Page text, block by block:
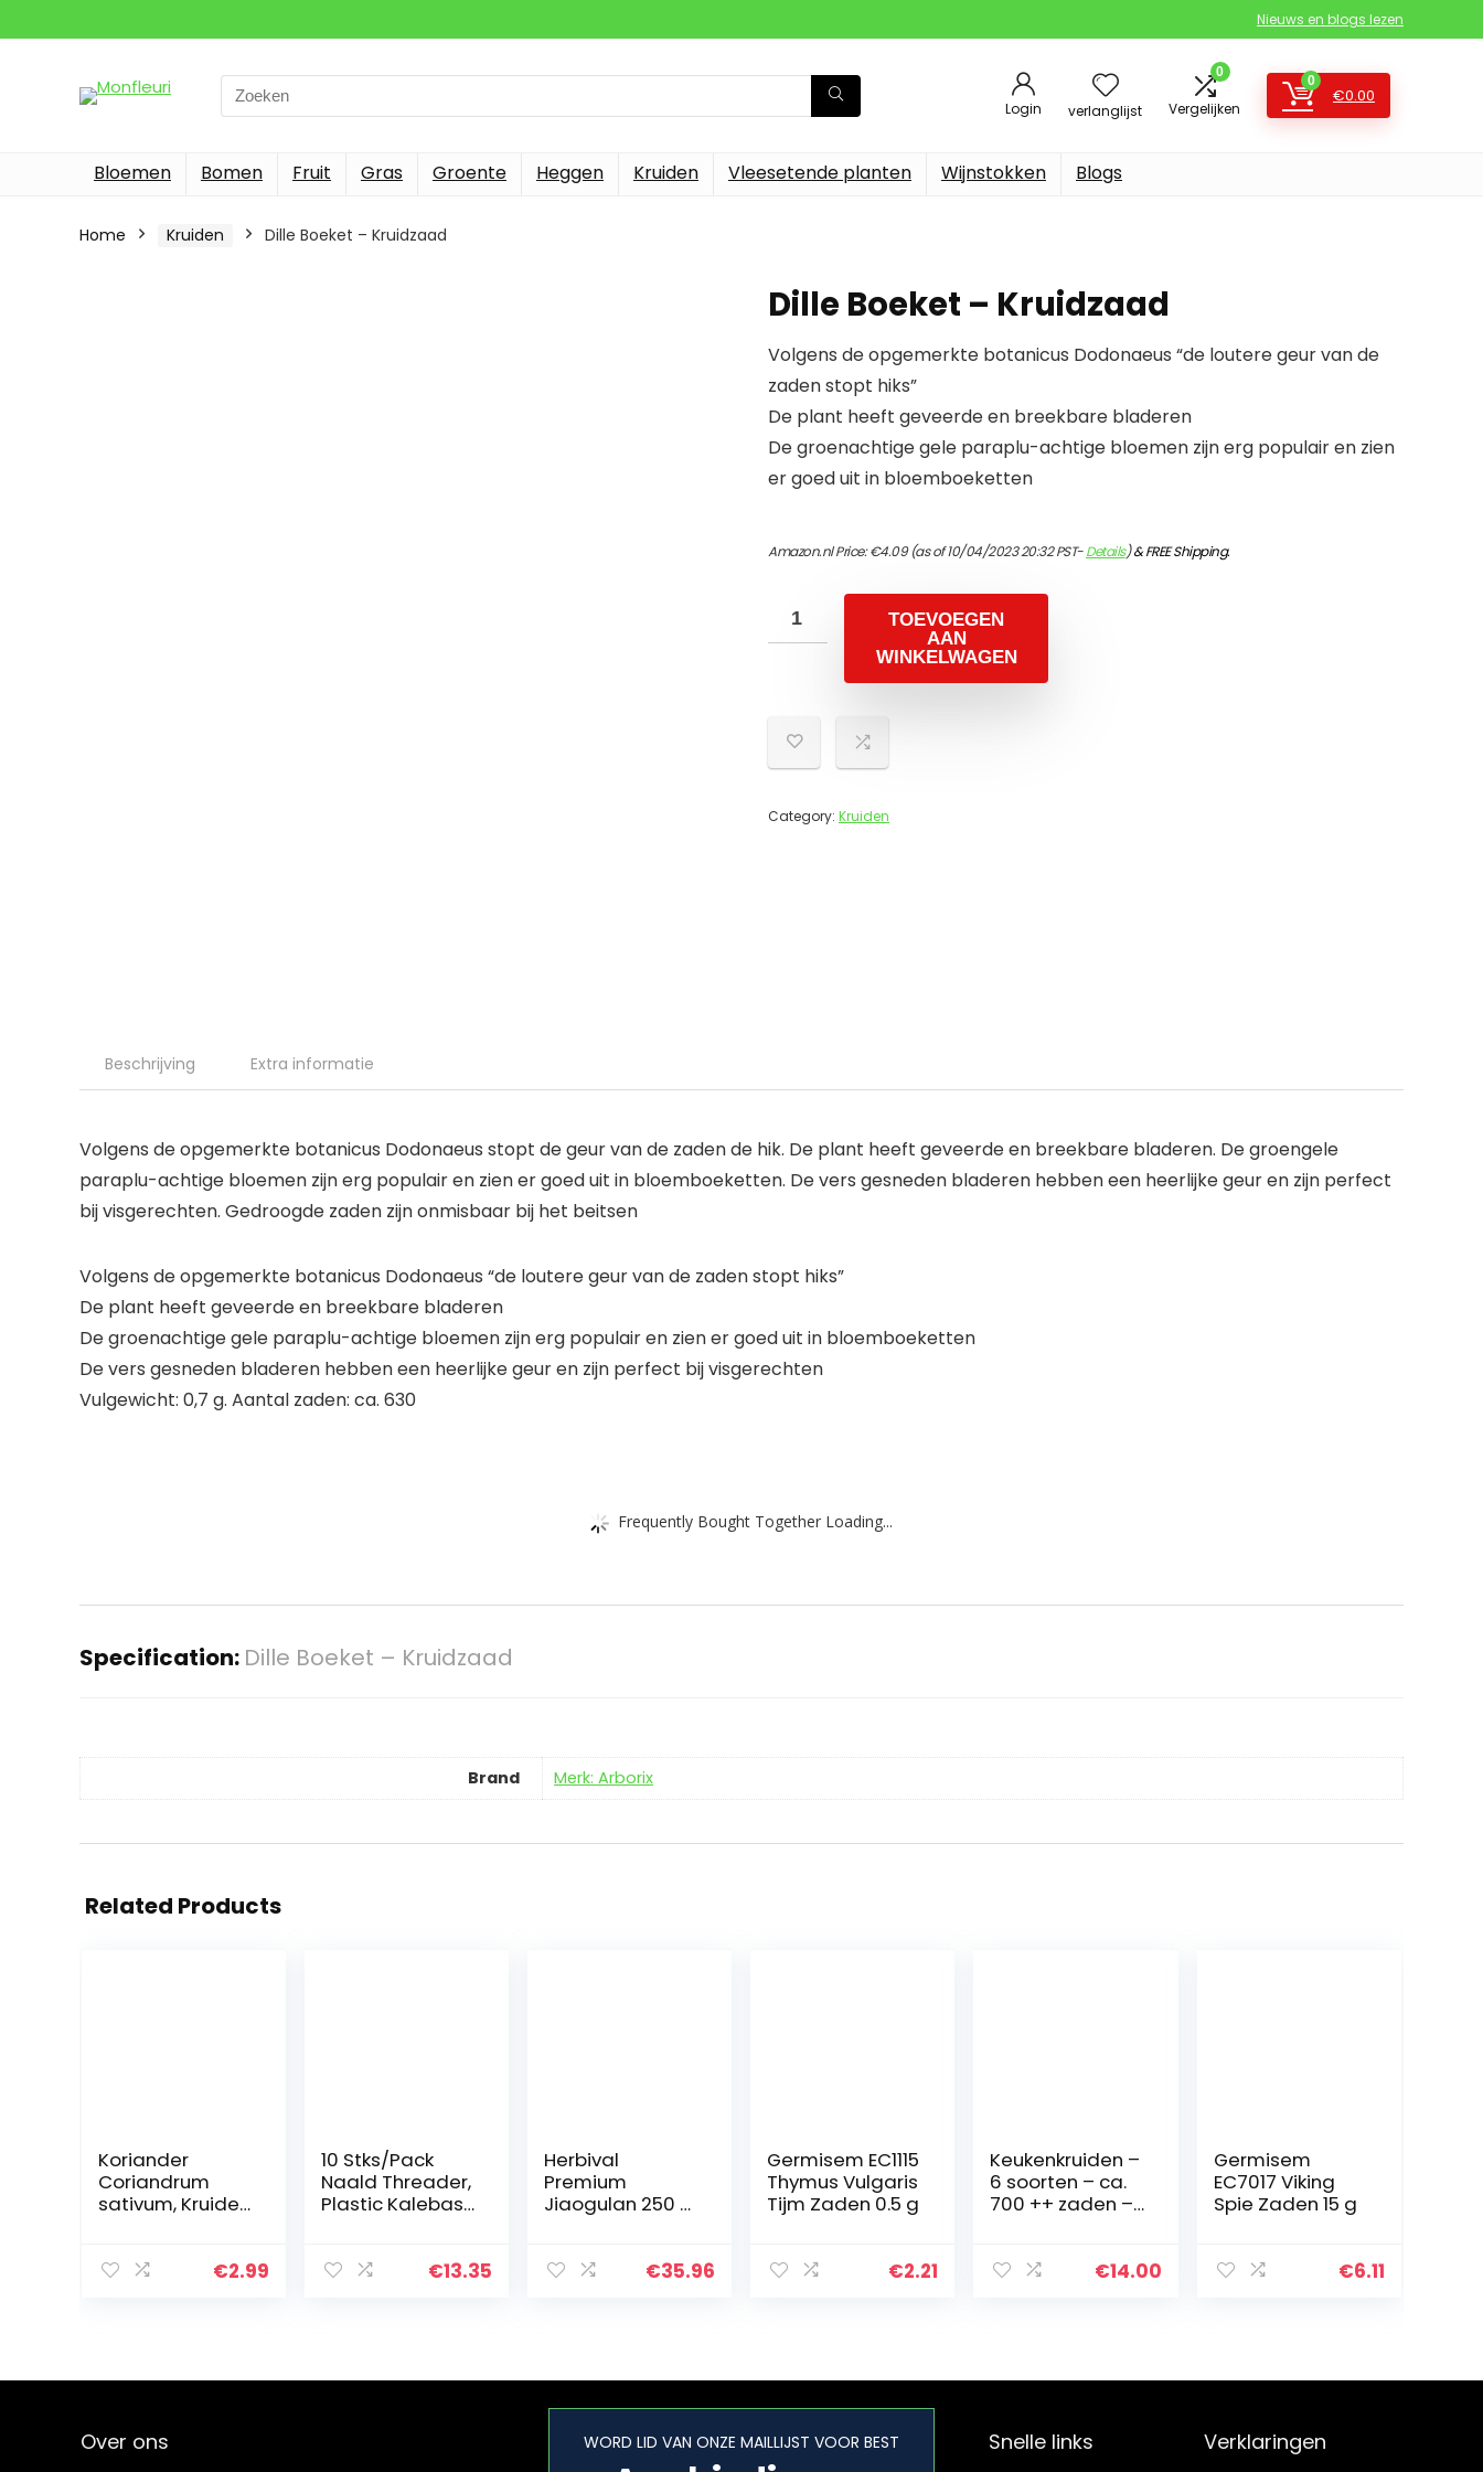
Nieuws en blogs lezen
Search
for:
Login verlanglijst
0
Vergelijken
0
€0.00
Bloemen Bomen Fruit Gras Groente Heggen Kruiden Vleesetende planten Wijnstokken Blogs
Home Kruiden Dille Boeket – Kruidzaad
Dille Boeket – Kruidzaad
Volgens de opgemerkte botanicus Dodonaeus “de loutere geur van de
zaden stopt hiks”
De plant heeft geveerde en breekbare bladeren
De groenachtige gele paraplu-achtige bloemen zijn erg populair en zien
er goed uit in bloemboeketten
Amazon.nl Price:€4.09(as of 10/04/2023 20:32 PST-Details)&FREE Shipping.
TOEVOEGEN
AAN
WINKELWAGEN
Category: Kruiden
Beschrijving Extra informatie
Volgens de opgemerkte botanicus Dodonaeus stopt de geur van de zaden de hik. De plant heeft geveerde en breekbare bladeren. De groengele
paraplu-achtige bloemen zijn erg populair en zien er goed uit in bloemboeketten. De vers gesneden bladeren hebben een heerlijke geur en zijn perfect
bij visgerechten. Gedroogde zaden zijn onmisbaar bij het beitsen
Volgens de opgemerkte botanicus Dodonaeus “de loutere geur van de zaden stopt hiks”
De plant heeft geveerde en breekbare bladeren
De groenachtige gele paraplu-achtige bloemen zijn erg populair en zien er goed uit in bloemboeketten
De vers gesneden bladeren hebben een heerlijke geur en zijn perfect bij visgerechten
Vulgewicht: 0,7 g. Aantal zaden: ca. 630
Frequently Bought Together Loading...
Specification: Dille Boeket – Kruidzaad
Brand Merk: Arborix
Related Products
Koriander
Coriandrum
sativum, Kruiden
€2.99
10 Stks/Pack
Naald Threader,
Plastic Kalebas
Threaders
Detector…
€13.35
Herbival
Premium
Jiaogulan 250 g
laboratoriumge
€35.96
Germisem EC1115
Thymus Vulgaris
Tijm Zaden 0.5 g
€2.21
Keukenkruiden –
6 soorten – ca.
700 ++ zaden –
€14.00
Germisem
EC7017 Viking
Spie Zaden 15 g
€6.11
Over ons WORD LID VAN ONZE MAILLIJST VOOR BEST Snelle links Verklaringen